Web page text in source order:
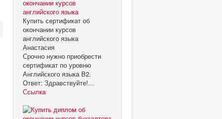
Купить сертификат об
окончании курсов
английского языка
Анастасия
Срочно нужно приобрести
сертификат по уровню
Английского языка B2.
Ответ: Здравствуйте!...
Ссылка